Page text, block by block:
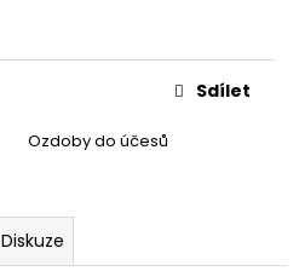
Ozdoby do účesů
Sdílet
Diskuze